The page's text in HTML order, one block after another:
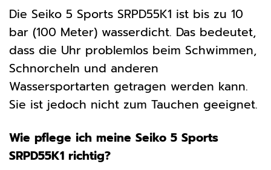
Die Seiko 5 Sports SRPD55K1 ist bis zu 10
bar (100 Meter) wasserdicht. Das bedeutet,
dass die Uhr problemlos beim Schwimmen,
Schnorcheln und anderen
Wassersportarten getragen werden kann.
Sie ist jedoch nicht zum Tauchen geeignet.
Wie pflege ich meine Seiko 5 Sports
SRPD55K1 richtig?